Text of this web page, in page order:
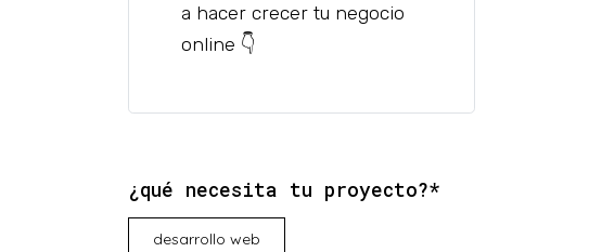
a hacer crecer tu negocio
online 👇
¿qué necesita tu proyecto?*
desarrollo web